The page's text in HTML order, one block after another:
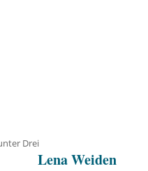
Drei
Lena Weiden